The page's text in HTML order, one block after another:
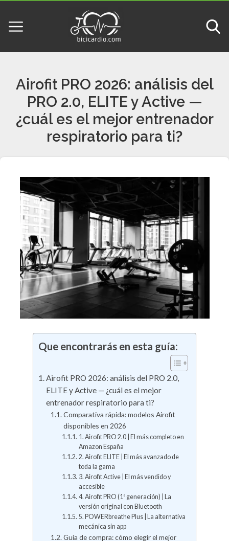
Airofit PRO 2026: análisis del
PRO 2.0, ELITE y Active —
¿cuál es el mejor entrenador
respiratorio para ti?
Que encontrarás en esta guía:
Airofit PRO 2026: análisis del PRO 2.0,
ELITE y Active — ¿cuál es el mejor
entrenador respiratorio para ti?
Comparativa rápida: modelos Airofit
disponibles en 2026
1. Airofit PRO 2.0 | El más completo en
Amazon España
2. Airofit ELITE | El más avanzado de
toda la gama
3. Airofit Active | El más vendido y
accesible
4. Airofit PRO (1ª generación) | La
versión original con Bluetooth
5. POWERbreathe Plus | La alternativa
mecánica sin app
Guía de compra: cómo elegir el mejor